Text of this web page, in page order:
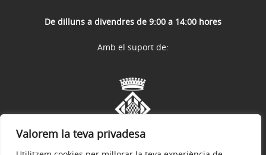
Valorem la teva privadesa
De dilluns a divendres de 9:00 a 14:00 hores
Amb el suport de: